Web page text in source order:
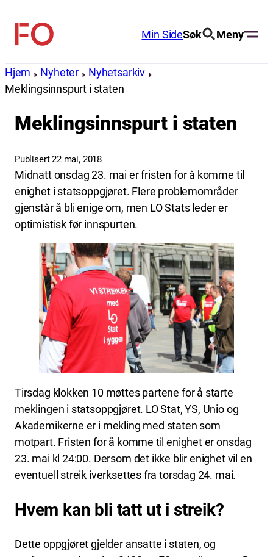
innhold
FO
Min SideSøk Meny
Hjem Nyheter
Nyhetsarkiv
Meklingsinnspurt i staten
Meklingsinnspurt i staten
Publisert 22 mai, 2018
Midnatt onsdag 23. mai er fristen for å komme til
enighet i statsoppgjøret. Flere problemområder
gjenstår å bli enige om, men LO Stats leder er
optimistisk før innspurten.
Tirsdag klokken 10 møttes partene for å starte
meklingen i statsoppgjøret. LO Stat, YS, Unio og
Akademikerne er i mekling med staten som
motpart. Fristen for å komme til enighet er onsdag
23. mai kl 24:00. Dersom det ikke blir enighet vil en
eventuell streik iverksettes fra torsdag 24. mai.
Hvem kan bli tatt ut i streik?
Dette oppgjøret gjelder ansatte i staten, og